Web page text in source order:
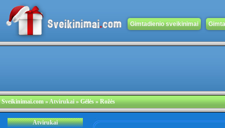
Gimtadienio sveikinimai
Sveikinimai.com»Atvirukai» Gėlės » Rožės
Atvirukai